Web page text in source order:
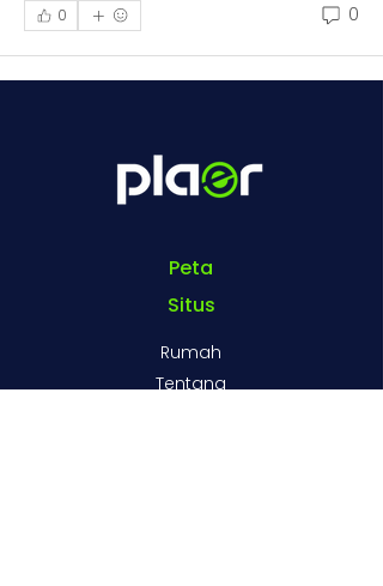
0 0
Peta
Situs
Rumah
Tentang